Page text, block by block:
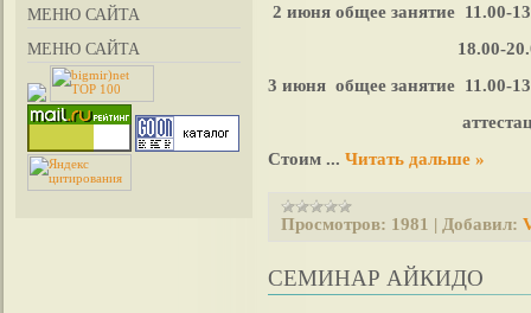
МЕНЮ САЙТА
МЕНЮ САЙТА
2 июня общее занятие 11.00-
18.00-
3 июня общее занятие 11.00-
Стоим ... Читать дальше »
Просмотров: 1981 | Добавил:
СЕМИНАР АЙКИДО